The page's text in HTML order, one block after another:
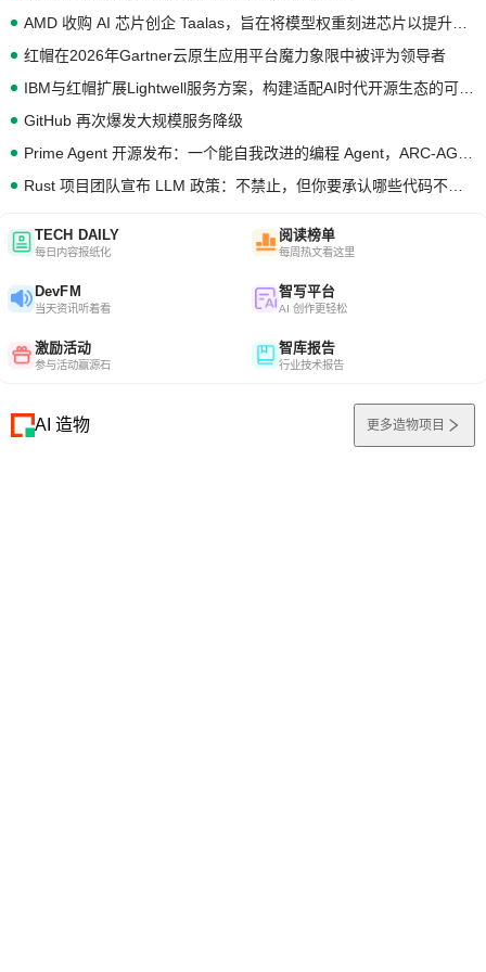
红帽在2026年Gartner云原生应用平台魔力象限中被评为领导者
GitHub 再次爆发大规模服务降级
TECH DAILY
每日内容报纸化
阅读榜单
每周热文看这里
DevFM
当天资讯听着看
智写平台
AI 创作更轻松
激励活动
参与活动赢源石
智库报告
行业技术报告
AI 造物 更多造物项目